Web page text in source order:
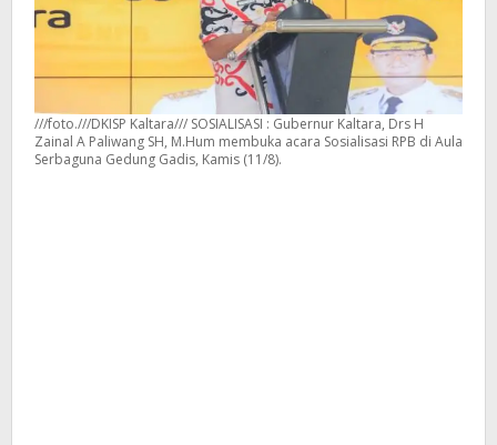
///foto.///DKISP Kaltara/// SOSIALISASI : Gubernur Kaltara, Drs H
Zainal A Paliwang SH, M.Hum membuka acara Sosialisasi RPB di Aula
Serbaguna Gedung Gadis, Kamis (11/8).